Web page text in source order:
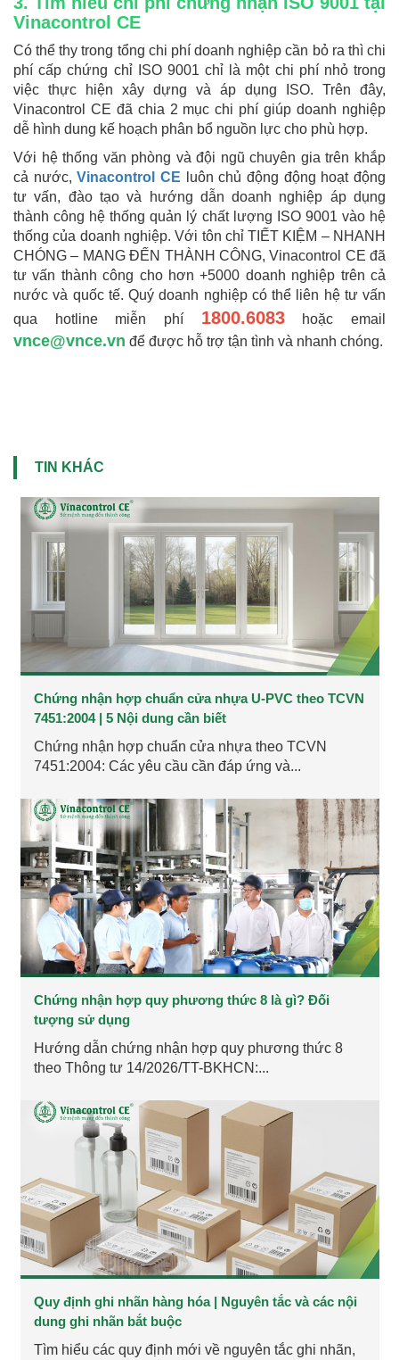
Vinacontrol CE
Có thể thy trong tổng chi phí doanh nghiệp cần bỏ ra thì chi
phí cấp chứng chỉ ISO 9001 chỉ là một chi phí nhỏ trong
việc thực hiện xây dựng và áp dụng ISO. Trên đây,
Vinacontrol CE đã chia 2 mục chi phí giúp doanh nghiệp
dễ hình dung kế hoạch phân bổ nguồn lực cho phù hợp.
Với hệ thống văn phòng và đội ngũ chuyên gia trên khắp
cả nước,Vinacontrol CE
luôn chủ động động hoạt động
tư vấn, đào tạo và hướng dẫn doanh nghiệp áp dụng
thành công hệ thống quản lý chất lượng ISO 9001 vào hệ
thống của doanh nghiệp. Với tôn chỉ TIẾT KIỆM – NHANH
CHÓNG – MANG ĐẾN THÀNH CÔNG, Vinacontrol CE đã
tư vấn thành công cho hơn +5000 doanh nghiệp trên cả
nước và quốc tế. Quý doanh nghiệp có thể liên hệ tư vấn
qua hotline miễn phí 1800.6083hoặc email
vnce@vnce.vn để được hỗ trợ tận tình và nhanh chóng.
TIN KHÁC
Chứng nhận hợp chuẩn cửa nhựa U-PVC theo TCVN
7451:2004 | 5 Nội dung cần biết
Chứng nhận hợp chuẩn cửa nhựa theo TCVN
7451:2004: Các yêu cầu cần đáp ứng và...
Chứng nhận hợp quy phương thức 8 là gì? Đối
tượng sử dụng
Hướng dẫn chứng nhận hợp quy phương thức 8
theo Thông tư 14/2026/TT-BKHCN:...
Quy định ghi nhãn hàng hóa | Nguyên tắc và các nội
dung ghi nhãn bắt buộc
Tìm hiểu các quy định mới về nguyên tắc ghi nhãn,